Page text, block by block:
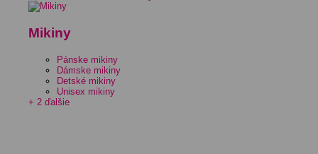
Mikiny
Pánske mikiny
Dámske mikiny
Detské mikiny
Unisex mikiny
+ 2 ďalšie